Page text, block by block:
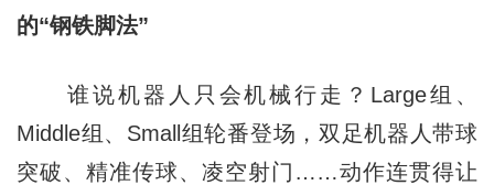
的“钢铁脚法”
谁说机器人只会机械行走？Large组、
Middle组、Small组轮番登场，双足机器人带球
突破、精准传球、凌空射门……动作连贯得让